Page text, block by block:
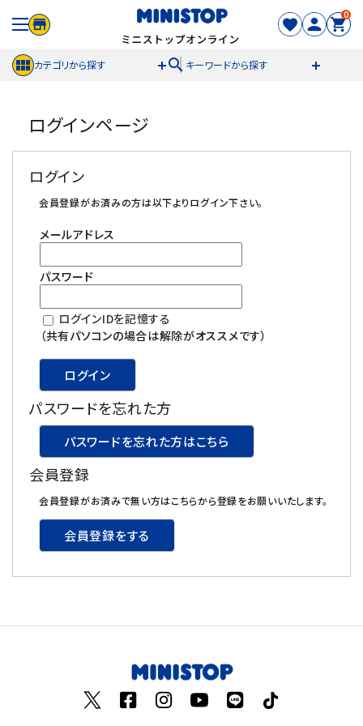
0
カテゴリから探す search キーワードから探す
meeting_room ログイン person 新規登録
セール商品
カテゴリから探す
冷凍食品
スイーツ
お菓子
酒類
日用品
ギフト
ログインページ
ログイン
会員登録がお済みの方は以下よりログイン下さい。
メールアドレス
パスワード
ログインIDを記憶する
（共有パソコンの場合は解除がオススメです）
ログイン
パスワードを忘れた方
パスワードを忘れた方はこちら
会員登録
会員登録がお済みで無い方はこちらから登録をお願いいたします。
会員登録をする